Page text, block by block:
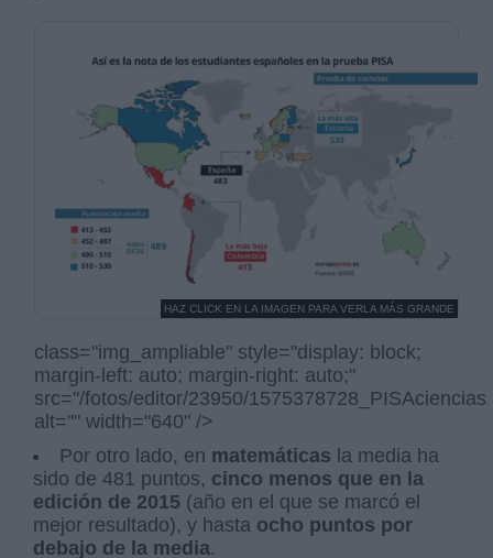
HAZ CLICK EN LA IMAGEN PARA VERLA MÁS GRANDE
class="img_ampliable" style="display: block;
margin-left: auto; margin-right: auto;"
src="/fotos/editor/23950/
alt="" width="640" />
Por otro lado, en matemáticas la media ha
sido de 481 puntos, cinco menos que en la
edición de 2015 (año en el que se marcó el
mejor resultado), y hasta ocho puntos por
debajo de la media.